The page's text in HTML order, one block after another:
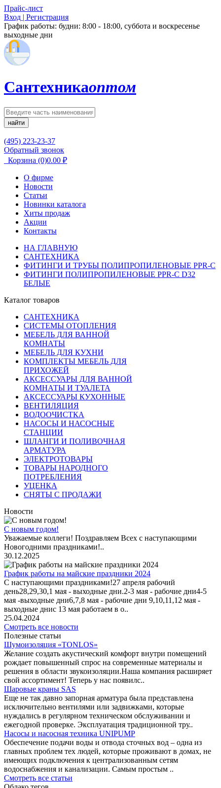
Прайс-лист
Вход | Регистрация
График работы: будни: 8:00 - 18:00, суббота и воскресенье
выходные дни
Сантехникаоптом
найти
(495) 223-23-37
Обратный звонок
Корзина (0)0.00 ₽
О фирме
Новости
Статьи
Новинки каталога
Хиты продаж
Акции
Контакты
НА ГЛАВНУЮ
САНТЕХНИКА
ФИТИНГИ И ТРУБЫ ПОЛИПРОПИЛЕНОВЫЕ PPR-C
ФИТИНГИ ПОЛИПРОПИЛЕНОВЫЕ PPR-C D32
БЕЛЫЕ
Каталог товаров
САНТЕХНИКА
СИСТЕМЫ ОТОПЛЕНИЯ
МЕБЕЛЬ ДЛЯ ВАННОЙ
КОМНАТЫ
МЕБЕЛЬ ДЛЯ КУХНИ
КОМПЛЕКТЫ МЕБЕЛЬ ДЛЯ
ПРИХОЖЕЙ
АКСЕССУАРЫ ДЛЯ ВАННОЙ
КОМНАТЫ И ТУАЛЕТА
АКСЕССУАРЫ КУХОННЫЕ
ВЕНТИЛЯЦИЯ
ВОДООЧИСТКА
НАСОСЫ И НАСОСНЫЕ
СТАНЦИИ
ШЛАНГИ И ПОЛИВОЧНАЯ
АРМАТУРА
ЭЛЕКТРОТОВАРЫ
ТОВАРЫ НАРОДНОГО
ПОТРЕБЛЕНИЯ
УЦЕНКА
СНЯТЫ С ПРОДАЖИ
Новости
С новым годом!
Уважаемые коллеги! Поздравляем Всех с наступающими
Новогодними праздниками!..
30.12.2025
График работы на майские праздники 2024
С наступающими праздниками!27 апреля рабочий
день28,29,30,1 мая - выходные дни.2-3 мая - рабочие дни4-5
мая -выходные дни6,7,8 мая - рабочие дни 9,10,11,12 мая -
выходные днис 13 мая работаем в о..
25.04.2024
Смотреть все новости
Полезные статьи
Шумоизоляция «TONLOS»
Желание создать акустический комфорт внутри помещений
рождает повышенный спрос на современные материалы и
решения в области звукоизоляции.Наша компания расширяет
свой ассортимент! Теперь у нас появилс..
Шаровые краны SAS
Еще не так давно запорная арматура была представлена
исключительно вентилями или задвижками, которые
нуждались в регулярном техническом обслуживании и
ежегодной проверке. Эксплуатация традиционной тру..
Насосы и насосная техника UNIPUMP
Обеспечение подачи воды и отвода сточных вод – одна из
главных проблем тех людей, которые проживают в домах, не
имеющих подключения к централизованным сетям
водоснабжения и канализации. Самым простым ..
Смотреть все статьи